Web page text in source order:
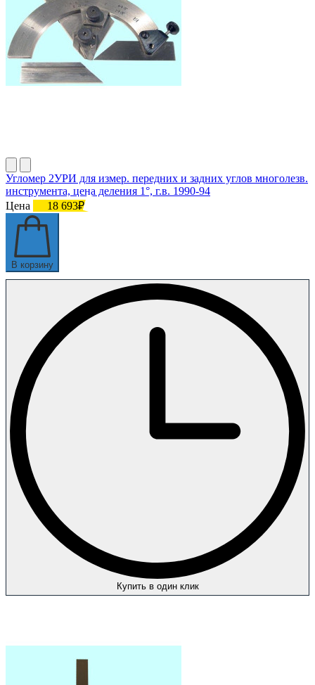
Угломер 2УРИ для измер. передних и задних углов многолезв.
инструмента, цена деления 1°, г.в. 1990-94
Цена
18 693₽
В корзину
Купить в один клик